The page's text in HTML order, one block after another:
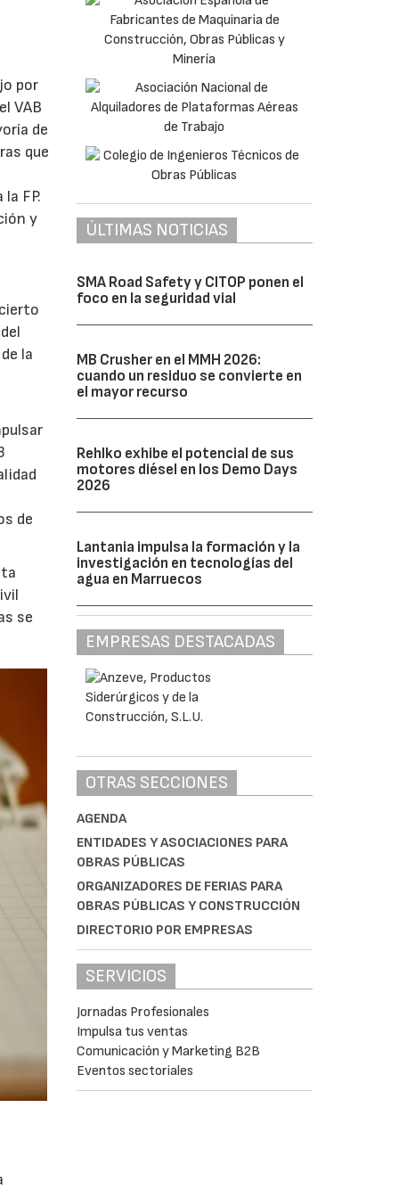
por
VAB
de
que
FP.
y
la
de
se
ÚLTIMAS NOTICIAS
SMA Road Safety y CITOP ponen el
foco en la seguridad vial
MB Crusher en el MMH 2026:
cuando un residuo se convierte en
el mayor recurso
Rehlko exhibe el potencial de sus
motores diésel en los Demo Days
2026
Lantania impulsa la formación y la
investigación en tecnologías del
agua en Marruecos
EMPRESAS DESTACADAS
OTRAS SECCIONES
AGENDA
ENTIDADES Y ASOCIACIONES PARA
OBRAS PÚBLICAS
ORGANIZADORES DE FERIAS PARA
OBRAS PÚBLICAS Y CONSTRUCCIÓN
DIRECTORIO POR EMPRESAS
SERVICIOS
Jornadas Profesionales
Impulsa tus ventas
Comunicación y Marketing B2B
Eventos sectoriales